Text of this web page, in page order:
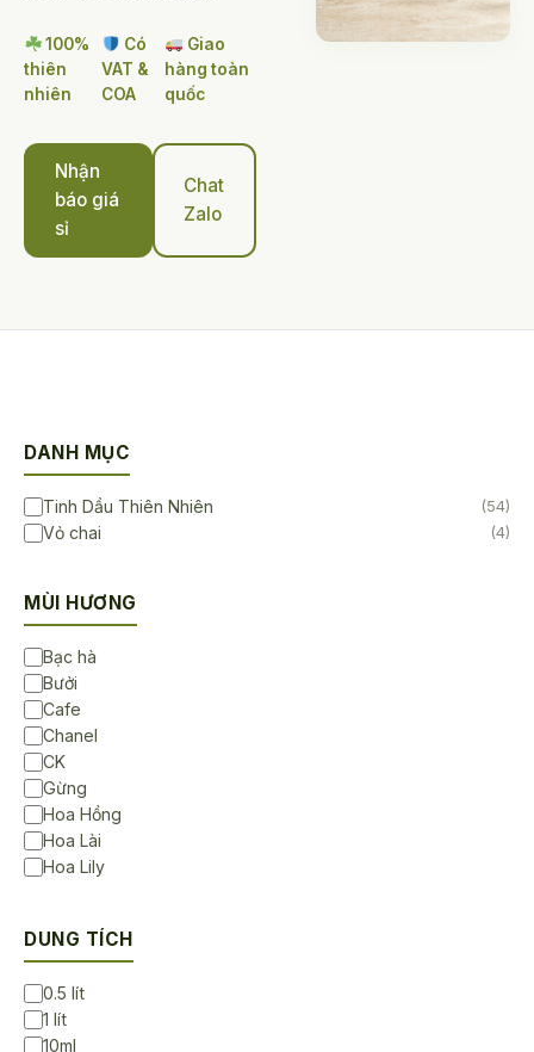
100%
thiên
nhiên
Có
VAT &
COA
Giao
hàng toàn
quốc
Nhận
báo giá
sỉ
Chat
Zalo
DANH MỤC
Tinh Dầu Thiên Nhiên (54)
Vỏ chai (4)
MÙI HƯƠNG
Bạc hà
Bưởi
Cafe
Chanel
CK
Gừng
Hoa Hồng
Hoa Lài
Hoa Lily
Không Mùi
Ngọc lan tây
Sả chanh
DUNG TÍCH
0.5 lít
1 lít
10ml